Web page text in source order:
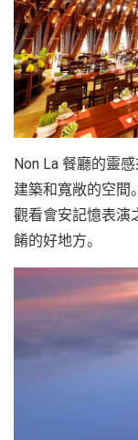
Non La 餐廳的靈
建築和寬敞的空間
觀看會安記憶表演
餚的好地方。